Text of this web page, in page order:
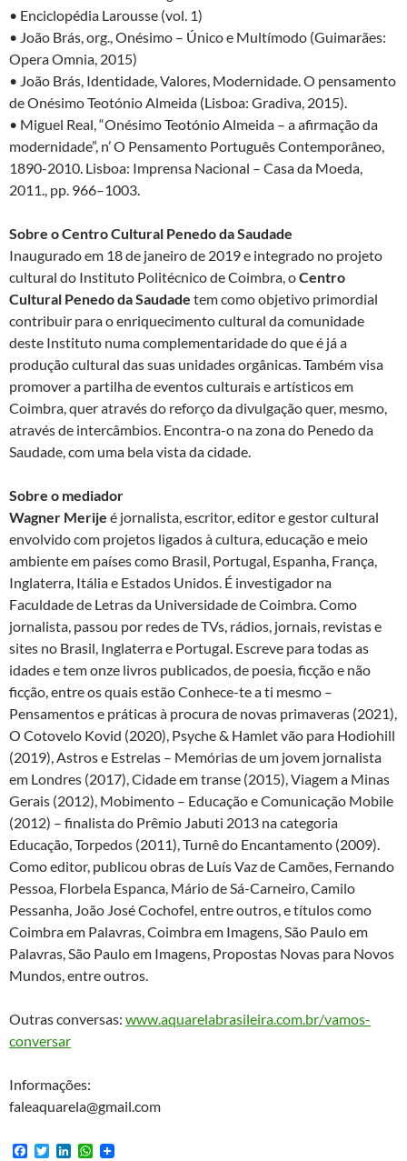
• Enciclopédia Larousse (vol. 1)
• João Brás, org., Onésimo – Único e Multímodo (Guimarães:
Opera Omnia, 2015)
• João Brás, Identidade, Valores, Modernidade. O pensamento
de Onésimo Teotónio Almeida (Lisboa: Gradiva, 2015).
• Miguel Real, “Onésimo Teotónio Almeida – a afirmação da
modernidade”, n’ O Pensamento Português Contemporâneo,
1890-2010. Lisboa: Imprensa Nacional – Casa da Moeda,
2011., pp. 966–1003.
Sobre o Centro Cultural Penedo da Saudade
Inaugurado em 18 de janeiro de 2019 e integrado no projeto
cultural do Instituto Politécnico de Coimbra, oCentro
Cultural Penedo da Saudade tem como objetivo primordial
contribuir para o enriquecimento cultural da comunidade
deste Instituto numa complementaridade do que é já a
produção cultural das suas unidades orgânicas. Também visa
promover a partilha de eventos culturais e artísticos em
Coimbra, quer através do reforço da divulgação quer, mesmo,
através de intercâmbios. Encontra-o na zona do Penedo da
Saudade, com uma bela vista da cidade.
Sobre o mediador
Wagner Merije é jornalista, escritor, editor e gestor cultural
envolvido com projetos ligados à cultura, educação e meio
ambiente em países como Brasil, Portugal, Espanha, França,
Inglaterra, Itália e Estados Unidos. É investigador na
Faculdade de Letras da Universidade de Coimbra. Como
jornalista, passou por redes de TVs, rádios, jornais, revistas e
sites no Brasil, Inglaterra e Portugal. Escreve para todas as
idades e tem onze livros publicados, de poesia, ficção e não
ficção, entre os quais estão Conhece-te a ti mesmo –
Pensamentos e práticas à procura de novas primaveras (2021),
O Cotovelo Kovid (2020), Psyche & Hamlet vão para Hodiohill
(2019), Astros e Estrelas – Memórias de um jovem jornalista
em Londres (2017), Cidade em transe (2015), Viagem a Minas
Gerais (2012), Mobimento – Educação e Comunicação Mobile
(2012) – finalista do Prêmio Jabuti 2013 na categoria
Educação, Torpedos (2011), Turnê do Encantamento (2009).
Como editor, publicou obras de Luís Vaz de Camões, Fernando
Pessoa, Florbela Espanca, Mário de Sá-Carneiro, Camilo
Pessanha, João José Cochofel, entre outros, e títulos como
Coimbra em Palavras, Coimbra em Imagens, São Paulo em
Palavras, São Paulo em Imagens, Propostas Novas para Novos
Mundos, entre outros.
Outras conversas: www.aquarelabrasileira.com.br/vamos-
conversar
Informações:
faleaquarela@gmail.com
F
T
W